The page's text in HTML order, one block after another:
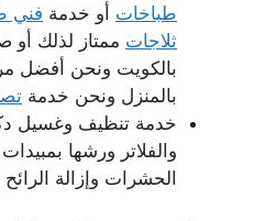
طباخات أو خدمة فني
ثلاجات ممتاز لذلك أو
بالكويت ونحن أفضل
بالمنزل ونحن خدمة
خدمة تنظيف وغسيل
والفلاتر ورشها
الحشرات وإزالة